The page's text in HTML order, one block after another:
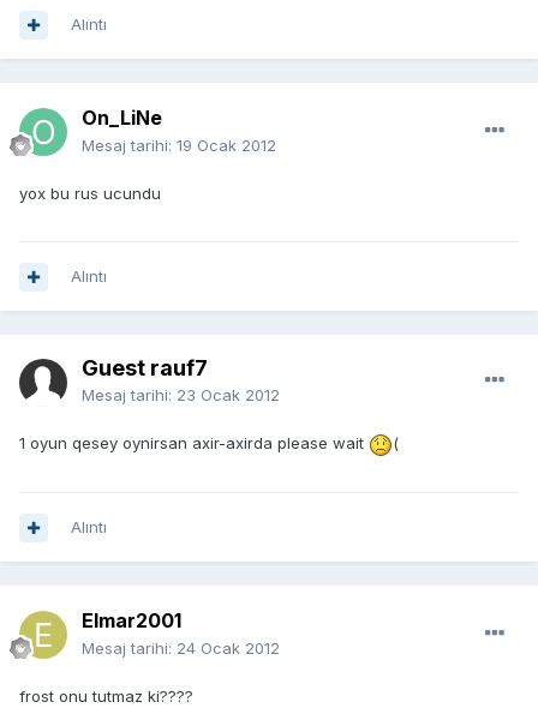
Alıntı
On_LiNe
Mesaj tarihi: 19 Ocak 2012
yox bu rus ucundu
Alıntı
Guest rauf7
Mesaj tarihi: 23 Ocak 2012
1 oyun qesey oynirsan axir-axirda please wait (
Alıntı
Elmar2001
Mesaj tarihi: 24 Ocak 2012
frost onu tutmaz ki????